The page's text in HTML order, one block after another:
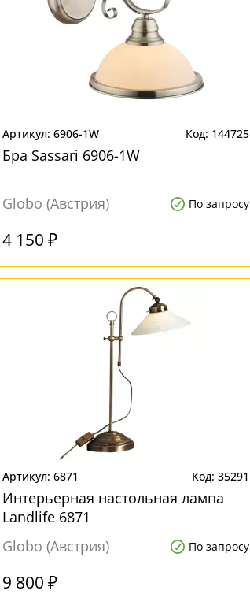
6906-1W 144725
Бра Sassari 6906-1W
Globo (Австрия) По запросу
4 150 ₽
6871 35291
Интерьерная настольная лампа
Landlife 6871
Globo (Австрия)
По запросу
9 800 ₽